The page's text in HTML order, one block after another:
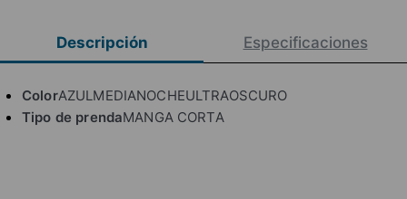
Descripción Especificaciones
ColorAZULMEDIANOCHEULTRAOSCURO
Tipo de prendaMANGA CORTA